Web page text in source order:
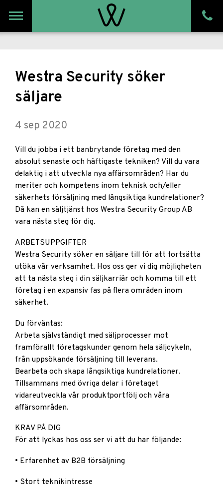
Meny
Westra Security söker
säljare
4 sep 2020
Vill du jobba i ett banbrytande företag med den
absolut senaste och häftigaste tekniken? Vill du vara
delaktig i att utveckla nya affärsområden? Har du
meriter och kompetens inom teknisk och/eller
säkerhets försäljning med långsiktiga kundrelationer?
Då kan en säljtjänst hos Westra Security Group AB
vara nästa steg för dig.
ARBETSUPPGIFTER
Westra Security söker en säljare till för att fortsätta
utöka vår verksamhet. Hos oss ger vi dig möjligheten
att ta nästa steg i din säljkarriär och komma till ett
företag i en expansiv fas på flera områden inom
säkerhet.
Du förväntas:
Arbeta självständigt med säljprocesser mot
framförallt företagskunder genom hela säljcykeln,
från uppsökande försäljning till leverans.
Bearbeta och skapa långsiktiga kundrelationer.
Tillsammans med övriga delar i företaget
vidareutveckla vår produktportfölj och våra
affärsområden.
KRAV PÅ DIG
För att lyckas hos oss ser vi att du har följande:
• Erfarenhet av B2B försäljning
• Stort teknikintresse